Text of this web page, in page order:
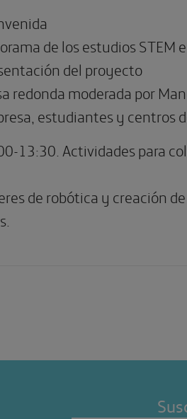
de los estudios STEM
del proyecto
redonda moderada por
estudiantes y centros
13:30. Actividades para
de robótica y creación